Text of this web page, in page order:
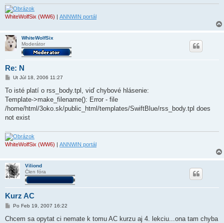
WhiteWolfSix (WW6) | ANNWIN portál
WhiteWolfSix
Moderátor
Re: N
P
í
p
e
o
Ut Júl 18, 2006 11:27
To isté platí o rss_body.tpl, viď chybové hlásenie:
Template->make_filename(): Error - file
/home/html/3oko.sk/public_html/templates/SwiftBlue/rss_body.tpl does
not exist
WhiteWolfSix (WW6) ANNWIN portál
Viliond
Člen fóra
Kurz AC
P
í
Po Feb 19, 2007 16:22
Chcem sa opytat ci nemate k tomu AC kurzu aj 4. lekciu...ona tam chyba